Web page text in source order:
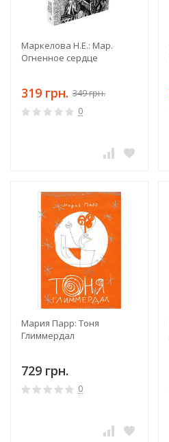
Маркелова Н.Е.: Мар.
Огненное сердце
319 грн. 349 грн.
0
Мария Парр: Тоня
Глиммердал
729 грн.
0